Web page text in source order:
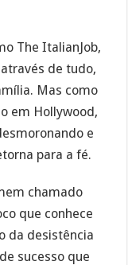
The ItalianJob,
de tudo,
Mas como
em Hollywood,
e
para a fé.
chamado
que conhece
da desistência
sucesso que